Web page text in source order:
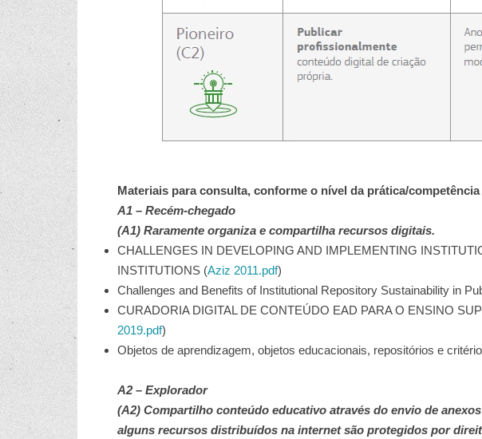
Materiais para consulta, conforme o nível da prática/competência
A1 – Recém-chegado
(A1) Raramente organiza e compartilha recursos digitais.
CHALLENGES IN DEVELOPING AND IMPLEMENTING
INSTITUTIONS (Aziz 2011.pdf)
Challenges and Benefits of Institutional Repository Sustainability in
CURADORIA DIGITAL DE CONTEÚDO EAD PARA O ENSINO
2019.pdf)
Objetos de aprendizagem, objetos educacionais, repositórios e
A2 – Explorador
(A2) Compartilho conteúdo educativo através do envio de
alguns recursos distribuídos na internet são protegidos por